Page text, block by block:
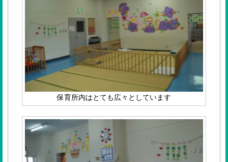
保育所内はとても広々としています